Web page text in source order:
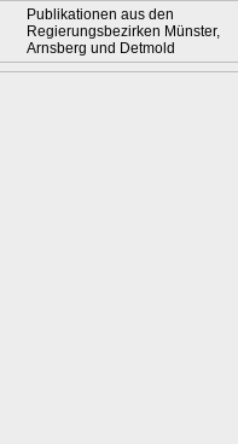
Publikationen aus den
Regierungsbezirken Münster,
Arnsberg und Detmold